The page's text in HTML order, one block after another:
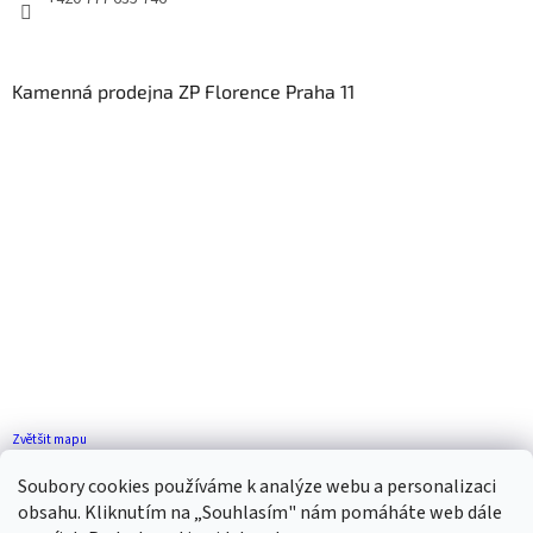
Soubory cookies používáme k analýze webu a personalizaci
obsahu. Kliknutím na „Souhlasím" nám pomáháte web dále
Kamenná prodejna ZP Florence Praha 11
Zvětšit mapu